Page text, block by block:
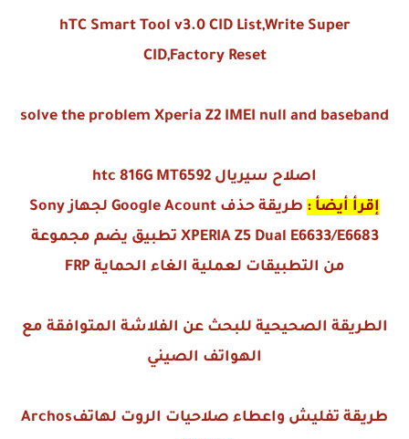
hTC Smart Tool v3.0 CID List,Write Super
CID,Factory Reset
solve the problem Xperia Z2 IMEI null and baseband
اصلاح سيريال htc 816G MT6592
إقرأ أيضأ :
طريقة حذف Google Acount لجهاز Sony
XPERIA Z5 Dual E6633/E6683 تطبيق يضم مجموعة
من التطبيقات لعملية الغاء الحماية FRP
الطريقة الصحيحية للبحث عن الفلاشة المتوافقة مع
الهواتف الصيني
طريقة تفليش واعطاء صلاحيات الروت لهاتفArchos